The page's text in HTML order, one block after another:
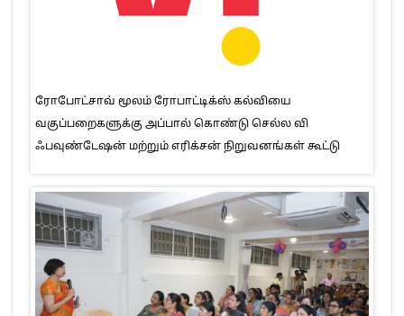
ரோபோட்சாவ் மூலம் ரோபாட்டிக்ஸ் கல்வியை
வகுப்பறைகளுக்கு அப்பால் கொண்டு செல்ல வி
ஃபவுண்டேஷன் மற்றும் எரிக்சன் நிறுவனங்கள் கூட்டு